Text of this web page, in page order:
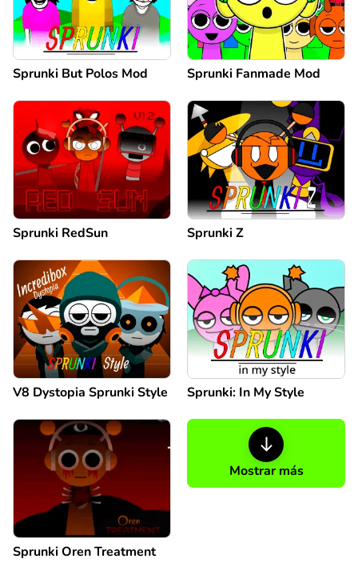
Sprunki But Polos Mod Sprunki Fanmade Mod
Sprunki RedSun Sprunki Z
V8 Dystopia Sprunki Style Sprunki: In My Style
Sprunki Oren Treatment
Mostrar más